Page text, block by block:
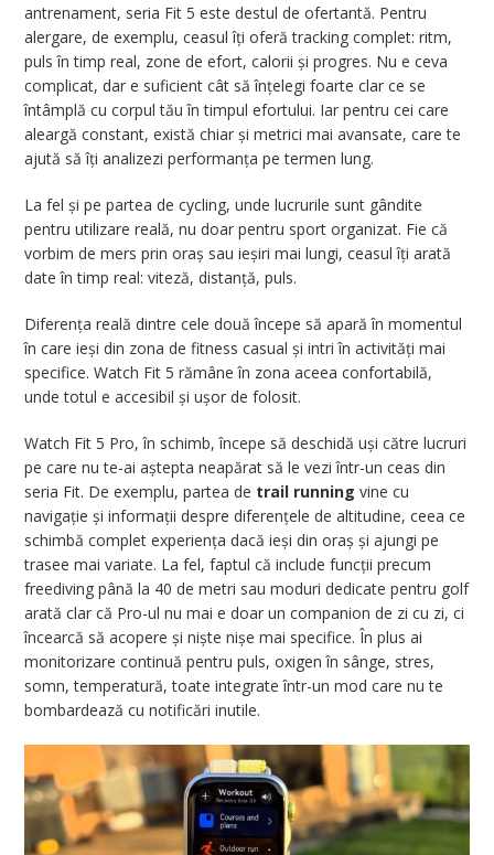
antrenament, seria Fit 5 este destul de ofertantă. Pentru
alergare, de exemplu, ceasul îți oferă tracking complet: ritm,
puls în timp real, zone de efort, calorii și progres. Nu e ceva
complicat, dar e suficient cât să înțelegi foarte clar ce se
întâmplă cu corpul tău în timpul efortului. Iar pentru cei care
aleargă constant, există chiar și metrici mai avansate, care te
ajută să îți analizezi performanța pe termen lung.
La fel și pe partea de cycling, unde lucrurile sunt gândite
pentru utilizare reală, nu doar pentru sport organizat. Fie că
vorbim de mers prin oraș sau ieșiri mai lungi, ceasul îți arată
date în timp real: viteză, distanță, puls.
Diferența reală dintre cele două începe să apară în momentul
în care ieși din zona de fitness casual și intri în activități mai
specifice. Watch Fit 5 rămâne în zona aceea confortabilă,
unde totul e accesibil și ușor de folosit.
Watch Fit 5 Pro, în schimb, începe să deschidă uși către lucruri
pe care nu te-ai aștepta neapărat să le vezi într-un ceas din
seria Fit. De exemplu, partea de trail running vine cu
navigație și informații despre diferențele de altitudine, ceea ce
schimbă complet experiența dacă ieși din oraș și ajungi pe
trasee mai variate. La fel, faptul că include funcții precum
freediving până la 40 de metri sau moduri dedicate pentru golf
arată clar că Pro-ul nu mai e doar un companion de zi cu zi, ci
încearcă să acopere și niște nișe mai specifice. În plus ai
monitorizare continuă pentru puls, oxigen în sânge, stres,
somn, temperatură, toate integrate într-un mod care nu te
bombardează cu notificări inutile.